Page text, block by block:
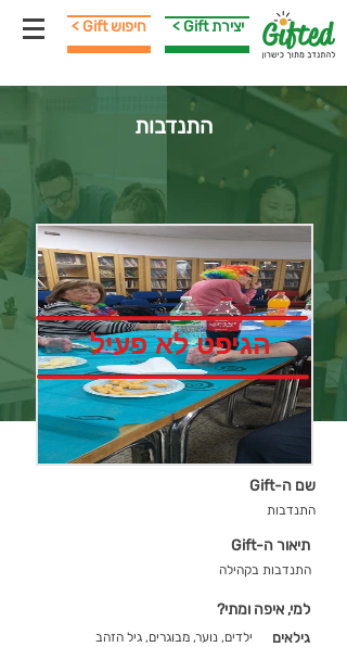
< Gift חיפוש < Gift יצירת
התנדבות
הגיפט לא פעיל
שם ה-Gift
התנדבות
תיאור ה-Gift
התנדבות בקהילה
למי, איפה ומתי?
ילדים, נוער, מבוגרים, גיל הזהב גילאים